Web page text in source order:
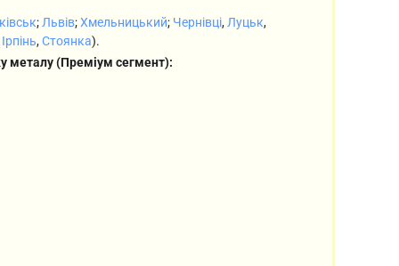
; Львів;Хмельницький; Чернівці, Луцьк,
Ірпінь,Стоянка).
металу (Преміум сегмент):